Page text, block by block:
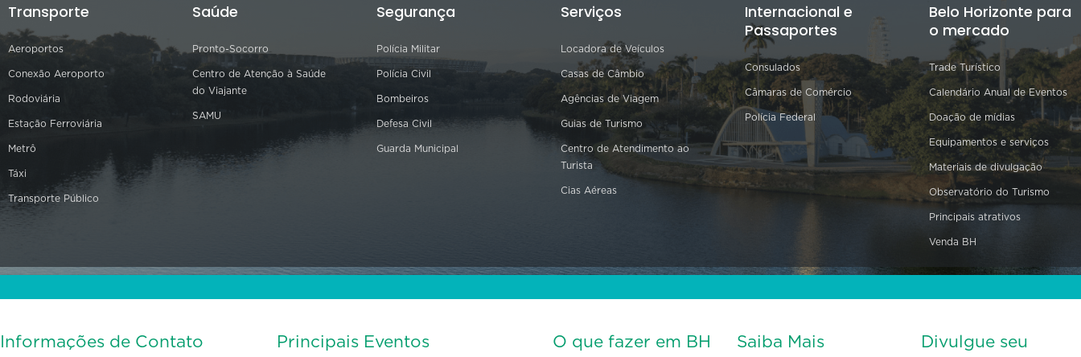
Transporte
Aeroportos
Conexão Aeroporto
Rodoviária
Estação Ferroviária
Metrô
Táxi
Transporte Público
Saúde
Pronto-Socorro
Centro de Atenção à Saúde
do Viajante
SAMU
Segurança
Polícia Militar
Polícia Civil
Bombeiros
Defesa Civil
Guarda Municipal
Serviços
Locadora de Veículos
Casas de Câmbio
Agências de Viagem
Guias de Turismo
Centro de Atendimento ao
Turista
Cias Aéreas
Internacional e
Passaportes
Consulados
Câmaras de Comércio
Polícia Federal
Belo Horizonte para
o mercado
Trade Turístico
Calendário Anual de Eventos
Doação de mídias
Equipamentos e serviços
Materiais de divulgação
Observatório do Turismo
Principais atrativos
Venda BH
Informações de Contato Principais Eventos O que fazer em BH Saiba Mais
Divulgue seu